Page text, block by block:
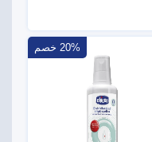
20% خصم